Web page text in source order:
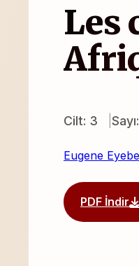
Les
Cilt: 3
Eugene
PDF İndir